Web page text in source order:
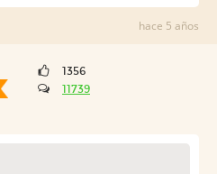
hace 5 años
1356
11739